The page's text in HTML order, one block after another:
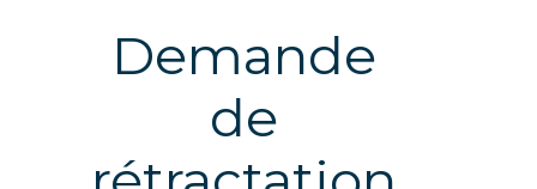
Demande
de